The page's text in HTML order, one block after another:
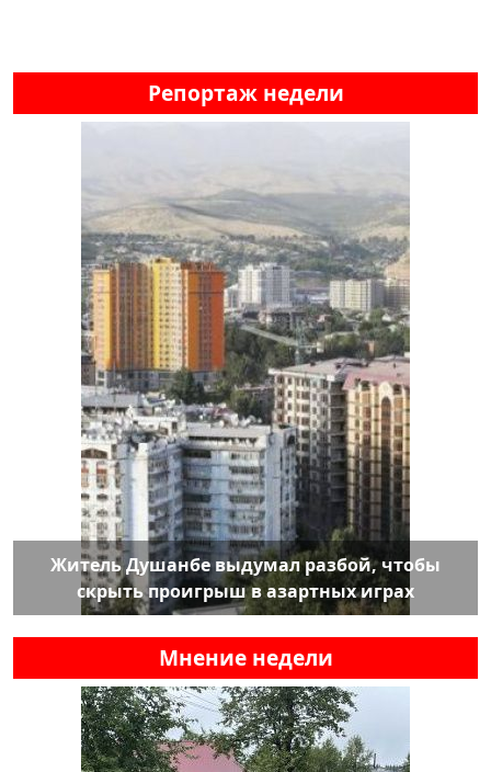
Репортаж недели
Житель Душанбе выдумал разбой, чтобы
скрыть проигрыш в азартных играх
Мнение недели